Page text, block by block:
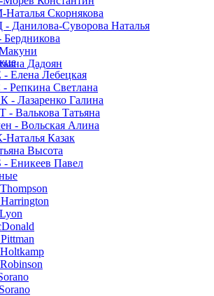
Скорнякова
Данилова-Суворова Наталья
Дадоян
Елена Лебецкая
Репкина Светлана
- Лазаренко Галина
- Валькова Татьяна
- Вольская Алина
Казак
Высота
- Еникеев Павел